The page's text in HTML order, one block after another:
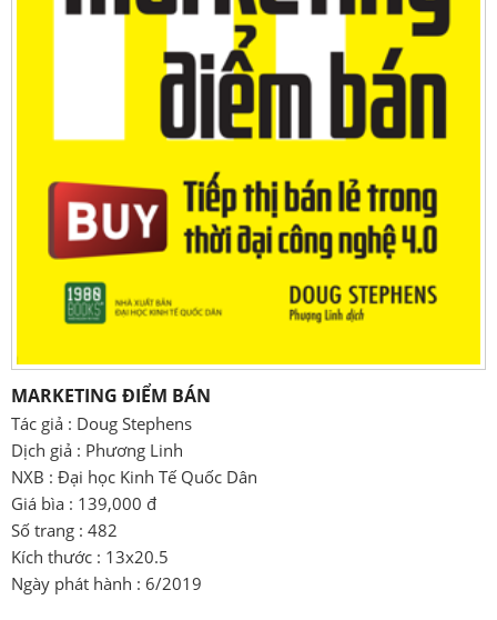
MARKETING ĐIỂM BÁN
Tác giả : Doug Stephens
Dịch giả : Phương Linh
NXB : Đại học Kinh Tế Quốc Dân
Giá bìa : 139,000 đ
Số trang : 482
Kích thước : 13x20.5
Ngày phát hành : 6/2019